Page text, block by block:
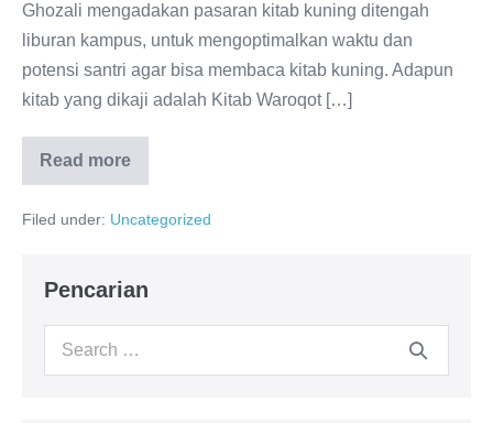
Ghozali mengadakan pasaran kitab kuning ditengah
liburan kampus, untuk mengoptimalkan waktu dan
potensi santri agar bisa membaca kitab kuning. Adapun
kitab yang dikaji adalah Kitab Waroqot […]
Read more
PASARAN
PONPES
GHOZALI
Filed under: Uncategorized
Pencarian
Search